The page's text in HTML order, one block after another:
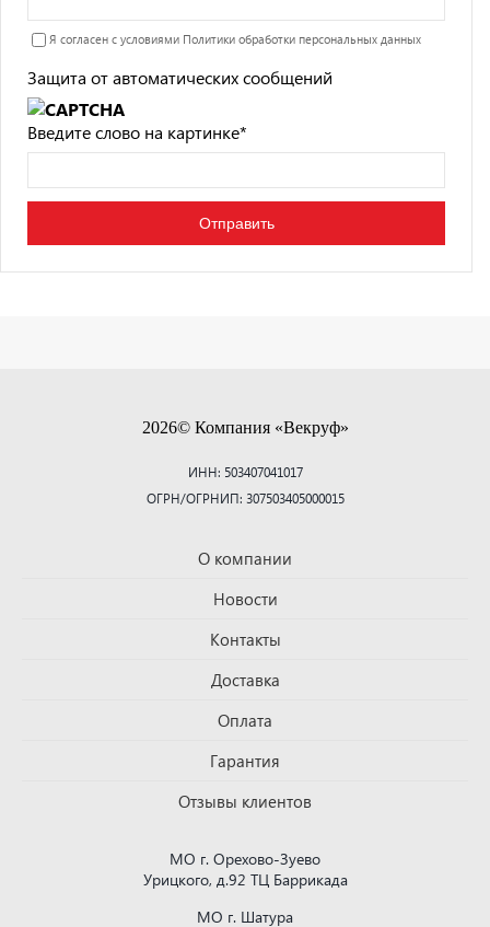
Я согласен с условиями Политики обработки персональных данных
Защита от автоматических сообщений
Введите слово на картинке*
2026© Компания «Векруф»
ИНН: 503407041017
ОГРН/ОГРНИП: 307503405000015
О компании
Новости
Контакты
Доставка
Оплата
Гарантия
Отзывы клиентов
МО г. Орехово-Зуево
Урицкого, д.92 ТЦ Баррикада
МО г. Шатура